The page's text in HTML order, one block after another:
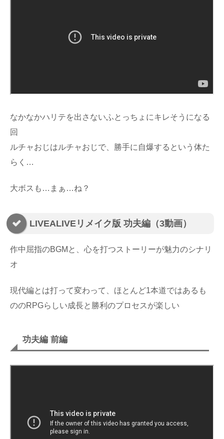
なかなかハリテを出さないふとっちょにキレそうになる
回
ルチャおじはルチャおじで、勝手に自爆するという体た
らく…
大ボスも…まぁ…ね？
LIVEALIVEリメイク版 功夫編（3動画）
作中屈指のBGMと、心を打つストーリーが魅力のシナリ
オ
現代編とは打って変わって、ほとんど1本道ではあるも
ののRPGらしい成長と勝利のプロセスが楽しい
功夫編 前編